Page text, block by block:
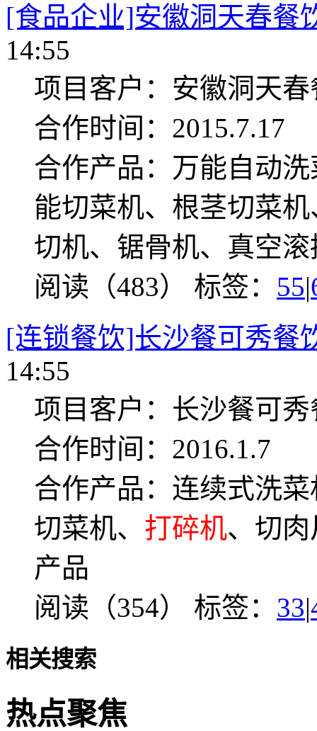
[食品企业]安徽洞天春餐
14:55
项目客户：安徽洞天春
合作时间：2015.7.17
合作产品：万能自动
能切菜机、根茎切菜机
切机、锯骨机、真空
阅读（483） 标签： 55|
[连锁餐饮]长沙餐可秀餐
14:55
项目客户：长沙餐可秀
合作时间：2016.1.7
合作产品：连续式洗
切菜机、 打碎机、切
产品
阅读（354） 标签： 33|
相关搜索
热点聚焦